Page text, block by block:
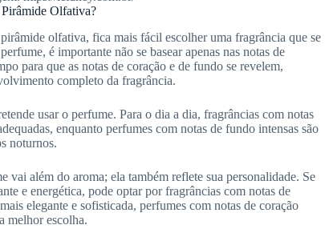
Olfativa?
olfativa, fica mais fácil escolher uma fragrância que se
é importante não se basear apenas nas notas de
para que as notas de coração e de fundo se revelem,
completo da fragrância.
usar o perfume. Para o dia a dia, fragrâncias com notas
enquanto perfumes com notas de fundo intensas são
noturnos.
vai além do aroma; ela também reflete sua personalidade. Se
e energética, pode optar por fragrâncias com notas de
elegante e sofisticada, perfumes com notas de coração
melhor escolha.